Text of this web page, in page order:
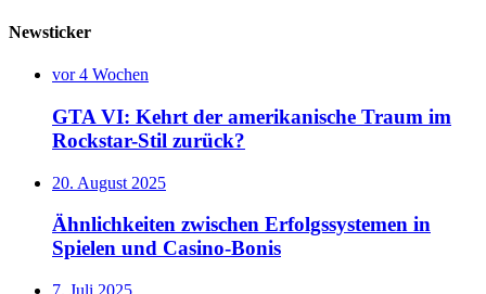
Newsticker
vor 4 Wochen
GTA VI: Kehrt der amerikanische Traum im
Rockstar-Stil zurück?
20. August 2025
Ähnlichkeiten zwischen Erfolgssystemen in
Spielen und Casino‑Bonis